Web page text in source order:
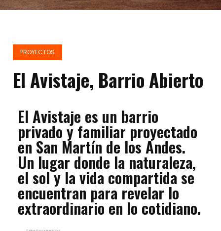
PROYECTOS
El Avistaje, Barrio Abierto
El Avistaje es un barrio
privado y familiar proyectado
en San Martín de los Andes.
Un lugar donde la naturaleza,
el sol y la vida compartida se
encuentran para revelar lo
extraordinario en lo cotidiano.